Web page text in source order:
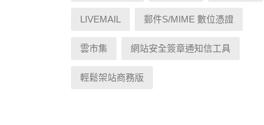
LIVEMAIL 郵件S/MIME 數位憑證
雲市集 網站安全簽章通知信工具
輕鬆架站商務版